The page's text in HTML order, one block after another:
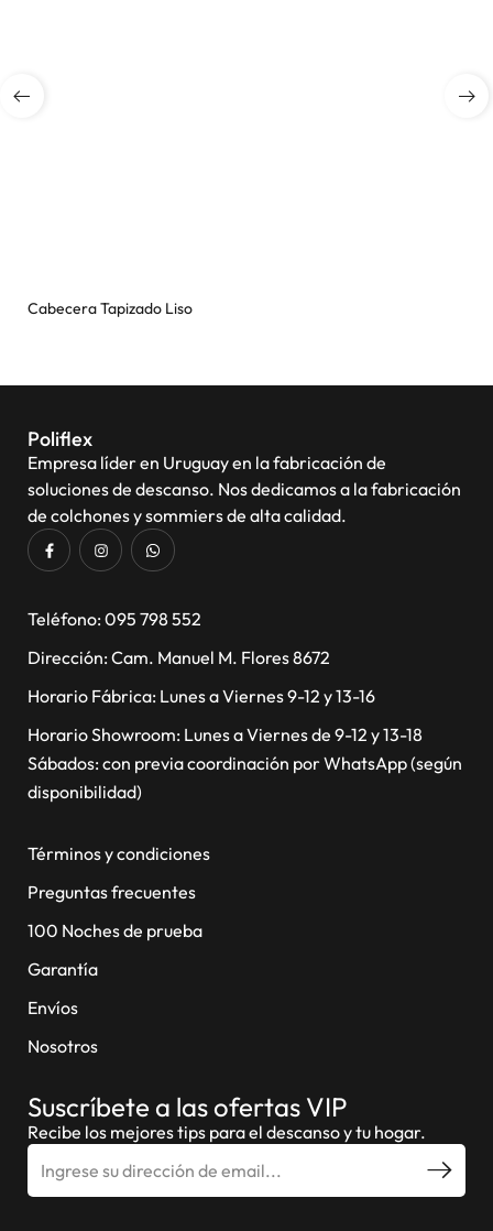
Cabecera Tapizado Liso
Poliflex
Empresa líder en Uruguay en la fabricación de
soluciones de descanso. Nos dedicamos a la fabricación
de colchones y sommiers de alta calidad.
​Teléfono: 095 798 552
Dirección: Cam. Manuel M. Flores 8672
Horario Fábrica: Lunes a Viernes 9-12 y 13-16
Horario Showroom: Lunes a Viernes de 9-12 y 13-18
Sábados: con previa coordinación por WhatsApp (según
disponibilidad)
Términos y condiciones
Preguntas frecuentes
100 Noches de prueba
Garantía
Envíos
Nosotros
Suscríbete a las ofertas VIP
Recibe los mejores tips para el descanso y tu hogar.